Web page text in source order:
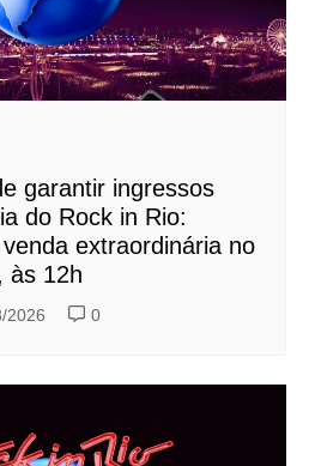
garantir ingressos
do Rock in Rio:
extraordinária no
às 12h
2026 0